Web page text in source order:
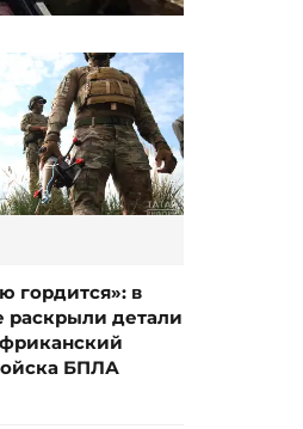
гордится»: в
раскрыли детали
БПЛА